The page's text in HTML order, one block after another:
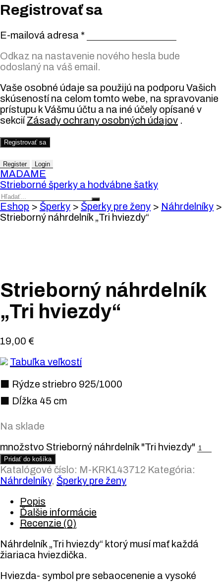
Registrovať sa
E-mailová adresa *
Odkaz na nastavenie nového hesla bude
odoslaný na váš email.
Vaše osobné údaje sa použijú na podporu Vašich
skúseností na celom tomto webe, na spravovanie
prístupu k Vášmu účtu a na iné účely opísané v
sekciíZásady ochrany osobných údajov .
Registrovať sa
Register Login
MADAME
Strieborné šperky a hodvábne šatky
Eshop > Šperky > Šperky pre ženy > Náhrdelníky >
Strieborný náhrdelník „Tri hviezdy“
Strieborný náhrdelník
„Tri hviezdy“
19,00 €
Tabuľka veľkostí
⬛ Rýdze striebro 925/1000
⬛ Dĺžka 45 cm
Na sklade
množstvo Strieborný náhrdelník "Tri hviezdy"
Pridať do košíka
Katalógové číslo: M-KRK143712 Kategória:
Náhrdelníky, Šperky pre ženy
Popis
Ďalšie informácie
Recenzie (0)
Náhrdelník „Tri hviezdy“ ktorý musí mať každá
žiariaca hviezdička.
Hviezda- symbol pre sebaocenenie a vysoké